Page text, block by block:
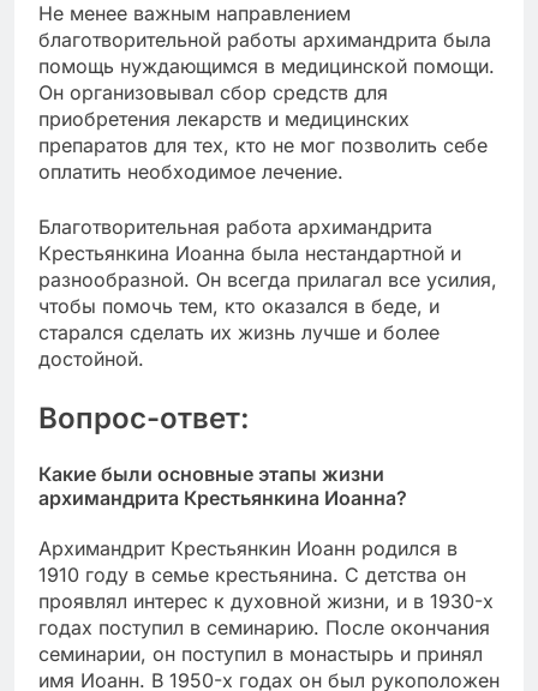
Не менее важным направлением
благотворительной работы архимандрита была
помощь нуждающимся в медицинской помощи.
Он организовывал сбор средств для
приобретения лекарств и медицинских
препаратов для тех, кто не мог позволить себе
оплатить необходимое лечение.
Благотворительная работа архимандрита
Крестьянкина Иоанна была нестандартной и
разнообразной. Он всегда прилагал все усилия,
чтобы помочь тем, кто оказался в беде, и
старался сделать их жизнь лучше и более
достойной.
Вопрос-ответ:
Какие были основные этапы жизни
архимандрита Крестьянкина Иоанна?
Архимандрит Крестьянкин Иоанн родился в
1910 году в семье крестьянина. С детства он
проявлял интерес к духовной жизни, и в 1930-х
годах поступил в семинарию. После окончания
семинарии, он поступил в монастырь и принял
имя Иоанн. В 1950-х годах он был рукоположен